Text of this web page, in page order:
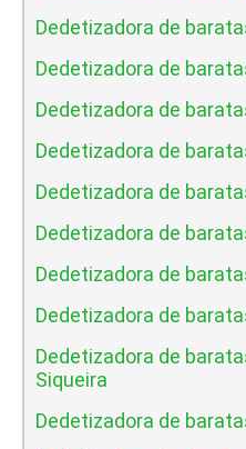
Dedetizadora de
Dedetizadora de
Dedetizadora de
Dedetizadora de
Dedetizadora de
Dedetizadora de
Dedetizadora de
Dedetizadora de
Dedetizadora de
Siqueira
Dedetizadora de